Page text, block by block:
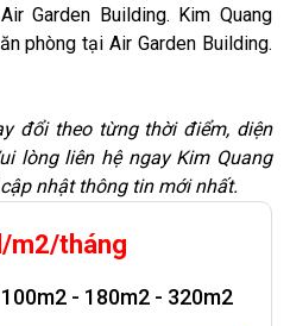
Garden Building. Kim Quang
phòng tại Air Garden Building.
đổi theo từng thời điểm, diện
lòng liên hệ ngay Kim Quang
nhật thông tin mới nhất.
m2/tháng
100m2 - 180m2 - 320m2